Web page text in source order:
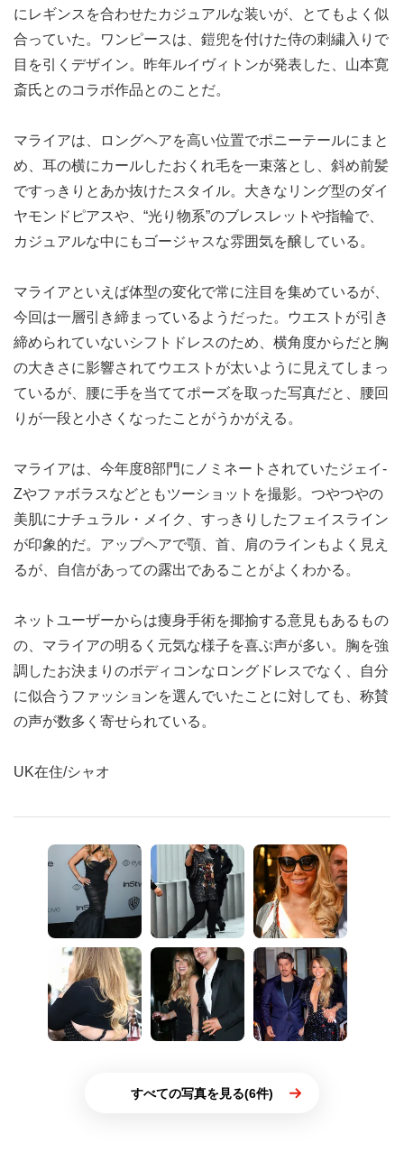
にレギンスを合わせたカジュアルな装いが、とてもよく似
合っていた。ワンピースは、鎧兜を付けた侍の刺繍入りで
目を引くデザイン。昨年ルイヴィトンが発表した、山本寛
斎氏とのコラボ作品とのことだ。
マライアは、ロングヘアを高い位置でポニーテールにまと
め、耳の横にカールしたおくれ毛を一束落とし、斜め前髪
ですっきりとあか抜けたスタイル。大きなリング型のダイ
ヤモンドピアスや、“光り物系”のブレスレットや指輪で、
カジュアルな中にもゴージャスな雰囲気を醸している。
マライアといえば体型の変化で常に注目を集めているが、
今回は一層引き締まっているようだった。ウエストが引き
締められていないシフトドレスのため、横角度からだと胸
の大きさに影響されてウエストが太いように見えてしまっ
ているが、腰に手を当ててポーズを取った写真だと、腰回
りが一段と小さくなったことがうかがえる。
マライアは、今年度8部門にノミネートされていたジェイ-
Zやファボラスなどともツーショットを撮影。つやつやの
美肌にナチュラル・メイク、すっきりしたフェイスライン
が印象的だ。アップヘアで顎、首、肩のラインもよく見え
るが、自信があっての露出であることがよくわかる。
ネットユーザーからは痩身手術を揶揄する意見もあるもの
の、マライアの明るく元気な様子を喜ぶ声が多い。胸を強
調したお決まりのボディコンなロングドレスでなく、自分
に似合うファッションを選んでいたことに対しても、称賛
の声が数多く寄せられている。
UK在住/シャオ
すべての写真を見る(6件)